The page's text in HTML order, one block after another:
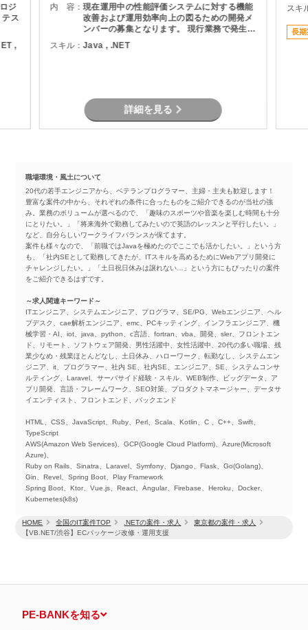
HOME 全国のIT案件TOP .NETの案件・求人
東京都の案件・求人
【VB.NET/渋谷】ECパッケージ改修・運用支援
ジ
ス
,
内 容：現在運用中の性能評価システムに対する機能
改善および運用効率向上の図るための開発メ
ンバーの募集となります。 現行業務で発生し
ている課題を整理し、機能追加を実現しま
す。
スキル：Java , .NET
詳細を見る
スキ
長期
職場環境・風土について
20代の若手エンジニアから、ベテランプログラマー、主婦・主夫も歓迎します！
豊富な案件の中から、それぞれの条件に合ったものをご紹介できるのが当社の強
み。業務のボリュームが選べるので、「趣味のスポーツや音楽を楽しむ時間も十分
にとりたい。」「将来海外で勤務してみたいので英語のレッスンと平行したい。」
など、自分らしいワークライフバランスが保てます。
案件も様々なので、「前職ではJavaを極めたのでここでも活かしたい。」という方
も、「社内SEとして勤務してきたが、ITスキルを高めるためにWebアプリ開発に
チャレンジしたい。」「土日祝日休みは譲れない…」という方にもぴったりの案件
をご紹介できるはずです。
～求人関連キーワード～
ITエンジニア、システムエンジニア、プログラマ、SE/PG、Webエンジニア、ヘル
プデスク、cae解析エンジニア、emc、PCキッティング、インフラエンジニア、機
械学習・AI、iot、java、python、c言語、fortran、vba、開発、sler、フロントエン
ド、リモート、ソフトウェア開発、男性活躍中、女性活躍中、20代の多い職場、残
業少なめ・残業ほとんどなし、土日休み、ハローワーク、転勤なし、システムエン
ジニア、it、プログラマー、社内 SE、社内SE、エンジニア、SE、システムコンサ
ルティング、Laravel、サーバサイド経験・スキル、WEB制作、ビッグデータ、ア
プリ開発、言語・フレームワーク、SEO対策、プロダクトマネージャー、データサ
イエンティスト、フロントエンド、バックエンド
HTML、CSS、JavaScript、Ruby、Perl、Scala、Kotlin、C 、C++、Swift、
TypeScript
AWS(Amazon Web Services)、GCP(Google Cloud Platform)、Azure(Microsoft
Azure)、
Ruby on Rails、Sinatra、Laravel、Symfony、Django、Flask、Go(Golang)、
Gin、Revel、Spring Boot、Play Framework
Spring Boot、Ktor、Vue.js、React、Angular、Firebase、Heroku、Docker、
Kubernetes(k8s)
PE-BANKを知る